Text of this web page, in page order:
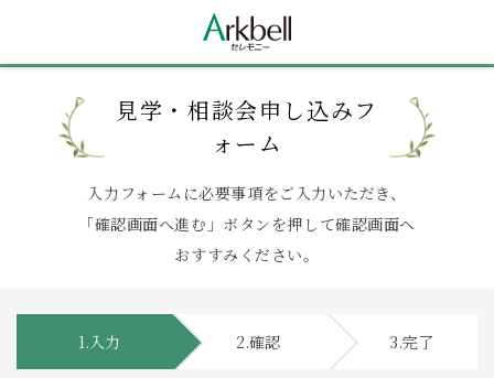
見学・相談会申し込みフ
ォーム
入力フォームに必要事項をご入力いただき、
「確認画面へ進む」ボタンを押して確認画面へ
おすすみください。
1.入力 2.確認 3.完了